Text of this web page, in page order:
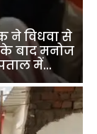
ने विधवा से
बाद मनोज
में...